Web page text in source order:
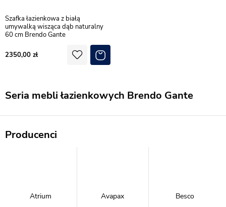
Seria mebli łazienkowych Brendo Gante
Szafka łazienkowa z białą
umywalką wisząca dąb naturalny
60 cm Brendo Gante
2350,00
Producenci
Atrium Avapax Besco